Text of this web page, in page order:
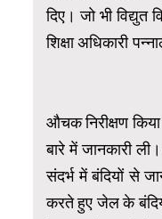
दिए। जो भी विद्युत
शिक्षा अधिकारी
औचक निरीक्षण
बारे में जानकारी
संदर्भ में बंदियों से
करते हुए जेल के